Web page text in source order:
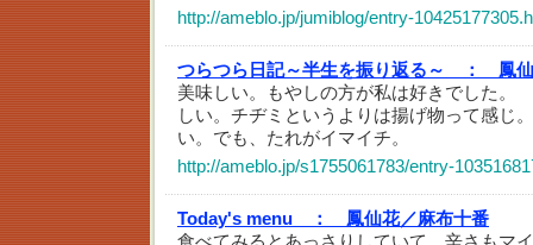
http://ameblo.jp/jumiblog/entry-
つらつら日記～半生を振り返る～ ：
鳳
美味しい。もやしの方が私は好きでした
しい。チヂミというよりは揚げ物って感じ
い。でも、たれがイマイチ。
http://ameblo.jp/s1755061783/entry-
Today's menu ：
鳳仙花／麻布十番
食べてみるとあっさりしていて、辛さもマ